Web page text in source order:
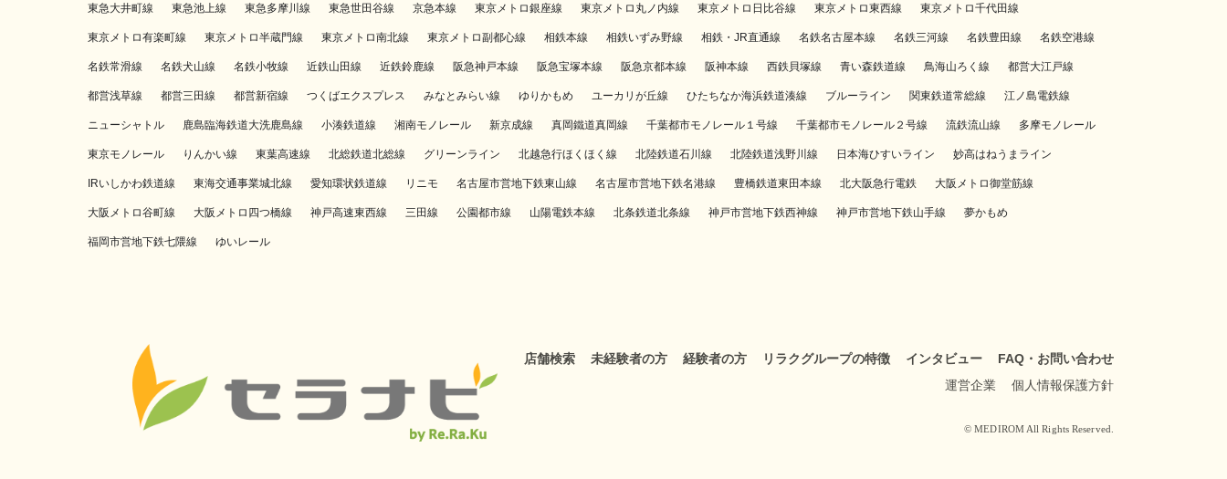
東急大井町線 東急池上線 東急多摩川線 東急世田谷線 京急本線 東京メトロ銀座線 東京メトロ丸ノ内線 東京メトロ日比谷線 東京メトロ東西線 東京メトロ千代田線
東京メトロ有楽町線 東京メトロ半蔵門線 東京メトロ南北線 東京メトロ副都心線 相鉄本線 相鉄いずみ野線 相鉄・JR直通線 名鉄名古屋本線 名鉄三河線 名鉄豊田線 名鉄空港線
名鉄常滑線 名鉄犬山線 名鉄小牧線 近鉄山田線 近鉄鈴鹿線 阪急神戸本線 阪急宝塚本線 阪急京都本線 阪神本線 西鉄貝塚線 青い森鉄道線 鳥海山ろく線 都営大江戸線
都営浅草線 都営三田線 都営新宿線 つくばエクスプレス みなとみらい線 ゆりかもめ ユーカリが丘線 ひたちなか海浜鉄道湊線 ブルーライン 関東鉄道常総線 江ノ島電鉄線
ニューシャトル 鹿島臨海鉄道大洗鹿島線 小湊鉄道線 湘南モノレール 新京成線 真岡鐵道真岡線 千葉都市モノレール１号線 千葉都市モノレール２号線 流鉄流山線 多摩モノレール
東京モノレール りんかい線 東葉高速線 北総鉄道北総線 グリーンライン 北越急行ほくほく線 北陸鉄道石川線 北陸鉄道浅野川線 日本海ひすいライン 妙高はねうまライン
IRいしかわ鉄道線 東海交通事業城北線 愛知環状鉄道線 リニモ 名古屋市営地下鉄東山線 名古屋市営地下鉄名港線 豊橋鉄道東田本線 北大阪急行電鉄 大阪メトロ御堂筋線
大阪メトロ谷町線 大阪メトロ四つ橋線 神戸高速東西線 三田線 公園都市線 山陽電鉄本線 北条鉄道北条線 神戸市営地下鉄西神線 神戸市営地下鉄山手線 夢かもめ
福岡市営地下鉄七隈線 ゆいレール
店舗検索 未経験者の方 経験者の方 リラクグループの特徴 インタビュー
FAQ・お問い合わせ
運営企業
個人情報保護方針
© MEDIROM All Rights Reserved.